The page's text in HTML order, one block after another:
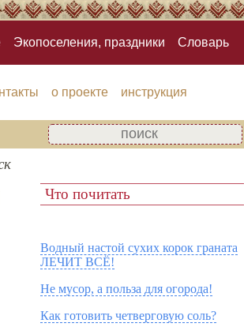
Экопоселения, праздники Словарь
о проекте инструкция
Что почитать
Водный настой сухих корок граната
ЛЕЧИТ ВСЁ!
Не мусор, а польза для огорода!
Как готовить четверговую соль?